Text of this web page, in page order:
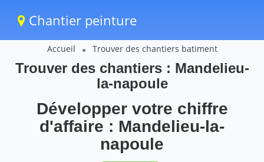
Chantier peinture
Accueil Trouver des chantiers batiment
Trouver des chantiers : Mandelieu-
la-napoule
Développer votre chiffre
d'affaire : Mandelieu-la-
napoule